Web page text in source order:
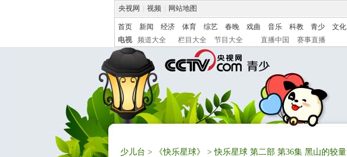
央视网 视频 网站地图
首页 新闻 经济 体育 综艺 春晚 戏曲 音乐 科教 青少 文化
电视
频道大全 栏目大全 节目大全 直播中国 赛事直播
少儿台 > 《快乐星球》 > 快乐星球 第二部 第36集 黑山的较量